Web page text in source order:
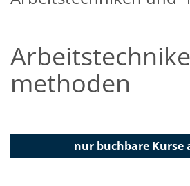
methoden
nur buchbareKurse